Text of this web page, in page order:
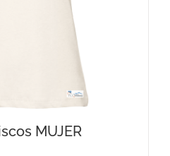
MUJER